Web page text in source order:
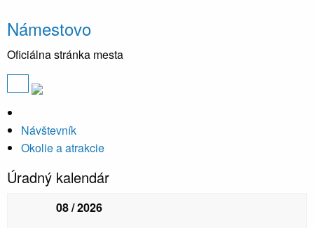
Námestovo
Oficiálna stránka mesta
Návštevník
Okolie a atrakcie
Úradný kalendár
08 / 2026